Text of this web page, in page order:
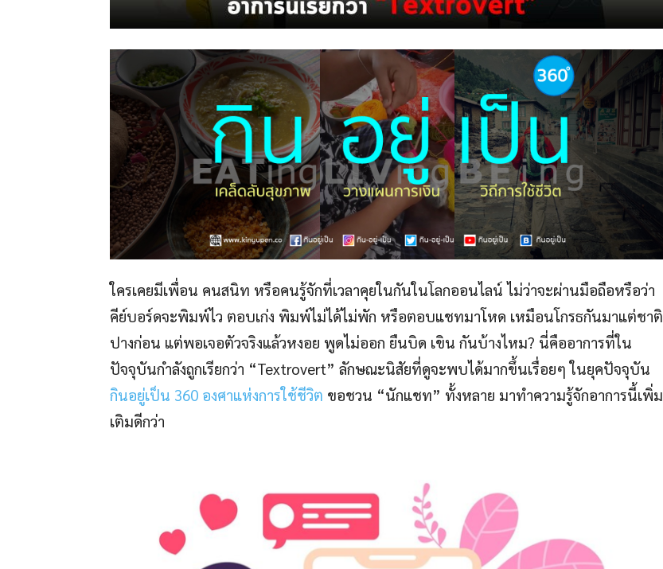
ใครเคยมีเพื่อน คนสนิท หรือคนรู้จักที่เวลาคุยในกันในโลกออนไลน์ ไม่ว่าจะผ่านมือถือหรือว่า
คีย์บอร์ดจะพิมพ์ไว ตอบเก่ง พิมพ์ไม่ได้ไม่พัก หรือตอบแชทมาโหด เหมือนโกรธกันมาแต่ชาติ
ปางก่อน แต่พอเจอตัวจริงแล้วหงอย พูดไม่ออก ยืนบิด เขิน กันบ้างไหม? นี่คืออาการที่ใน
ปัจจุบันกำลังถูกเรียกว่า “Textrovert” ลักษณะนิสัยที่ดูจะพบได้มากขึ้นเรื่อยๆ ในยุคปัจจุบัน
กินอยู่เป็น 360 องศาแห่งการใช้ชีวิต ขอชวน “นักแชท” ทั้งหลาย มาทำความรู้จักอาการนี้เพิ่ม
เติมดีกว่า